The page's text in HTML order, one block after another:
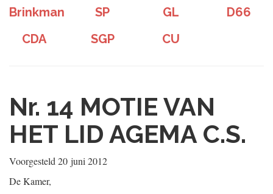
Brinkman
SP GL
D66
CDA
SGP CU
Nr. 14 MOTIE VAN
HET LID AGEMA C.S.
Voorgesteld 20 juni 2012
De Kamer,